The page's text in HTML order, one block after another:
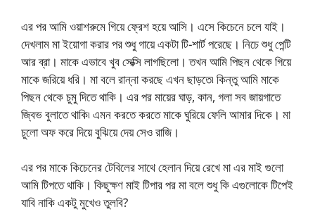
এর পর আমি ওয়াশরুমে গিয়ে ফ্রেশ হয়ে আসি। এসে কিচেনে চলে যাই।
দেখলাম মা ইয়োগা করার পর শুধু গায়ে একটা টি-শার্ট পরেছে। নিচে শুধু পেন্টি
আর ব্রা। মাকে এভাবে খুব সেক্সি লাগছিলো। তখন আমি পিছন থেকে গিয়ে
মাকে জরিয়ে ধরি। মা বলে রান্না করছে এখন ছাড়তে৷ কিন্তু আমি মাকে
পিছন থেকে চুমু দিতে থাকি। এর পর মায়ের ঘাড়, কান, গলা সব জায়গাতে
জ্বিভ বুলাতে থাকি৷ এমন করতে করতে মাকে ঘুরিয়ে ফেলি আমার দিকে। মা
চুলো অফ করে দিয়ে বুঝিয়ে দেয় সেও রাজি।
এর পর মাকে কিচেনের টেবিলের সাথে হেলান দিয়ে রেখে মা এর মাই গুলো
আমি টিপতে থাকি। কিছুক্ষণ মাই টিপার পর মা বলে শুধু কি এগুলোকে টিপেই
যাবি নাকি একটু মুখেও তুলবি?